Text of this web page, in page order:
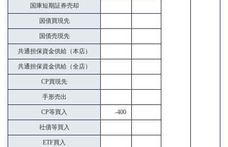
国庫短期証券売却
国債買現先
国債売現先
共通担保資金供給（本店）
共通担保資金供給（全店）
CP買現先
手形売出
CP等買入 -400
社債等買入
ETF買入